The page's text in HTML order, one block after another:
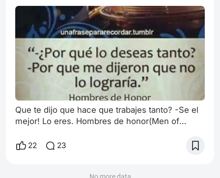
"HOMBRES DE HONOR"
Que te dijo que hace que trabajes tanto? -Se el
mejor! Lo eres. Hombres de honor(Men of
te puede marcar para siempre. Examina como la
22 23